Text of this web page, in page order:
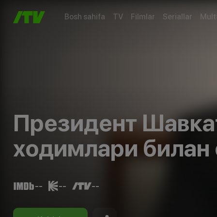
Bosh sahifa TV Filmlar Seriallar
Президент
ходимлари билан
-- -- --